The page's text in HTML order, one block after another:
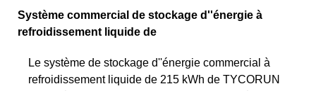
Système commercial de stockage d''énergie à
refroidissement liquide de
Le système de stockage d''énergie commercial à
refroidissement liquide de 215 kWh de TYCORUN